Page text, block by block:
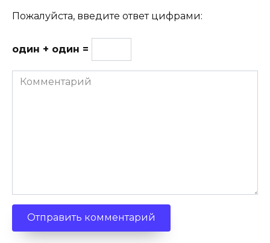
Пожалуйста, введите ответ цифрами:
один + один =
Комментарий